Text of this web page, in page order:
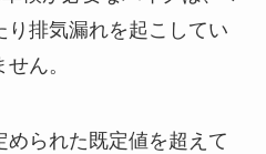
り排気漏れを起こしてい
ん。
められた既定値を超えて